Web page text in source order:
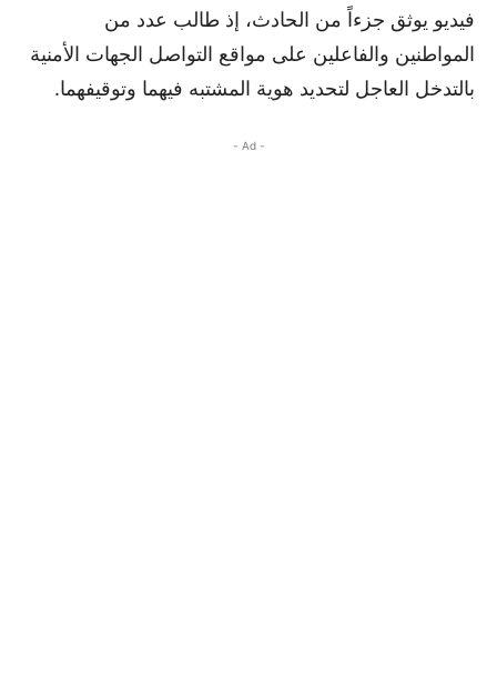
فيديو يوثق جزءاً من الحادث، إذ طالب عدد من
المواطنين والفاعلين على مواقع التواصل الجهات الأمنية
بالتدخل العاجل لتحديد هوية المشتبه فيهما وتوقيفهما.
- Ad -